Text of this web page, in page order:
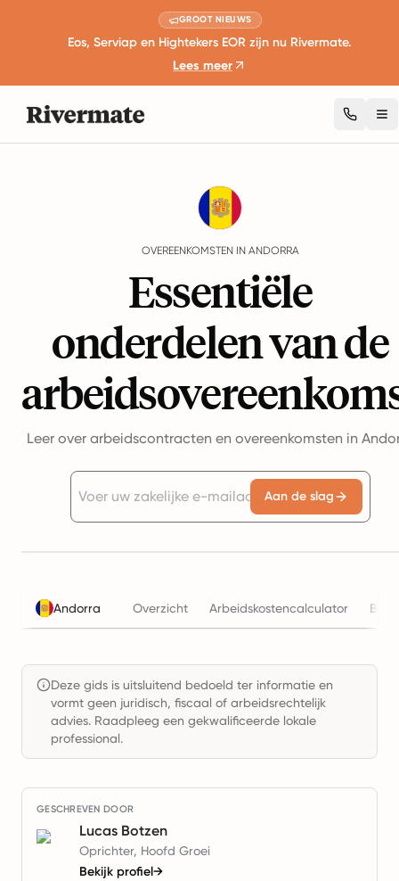
GROOT NIEUWS
Eos, Serviap en Hightekers EOR zijn nu Rivermate.
Lees meer
OVEREENKOMSTEN IN ANDORRA
Essentiële
onderdelen van de
Leer over arbeidscontracten en overeenkomsten in
Aan de slag
Andorra Overzicht Arbeidskostencalculator
Deze gids is uitsluitend bedoeld ter informatie en
vormt geen juridisch, fiscaal of arbeidsrechtelijk
advies. Raadpleeg een gekwalificeerde lokale
professional.
GESCHREVEN DOOR
Lucas Botzen
Oprichter, Hoofd Groei
Bekijk profiel→